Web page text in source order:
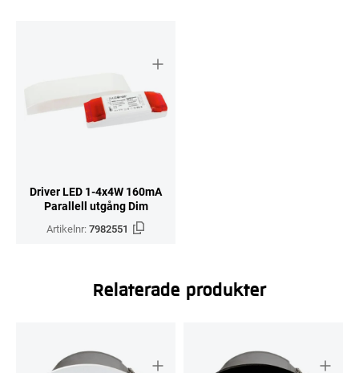
Driver LED 1-4x4W 160mA
Parallell utgång Dim
Artikelnr:7982551
Relaterade produkter